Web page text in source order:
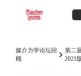
媒介力学论坛回
顾
第二
2021